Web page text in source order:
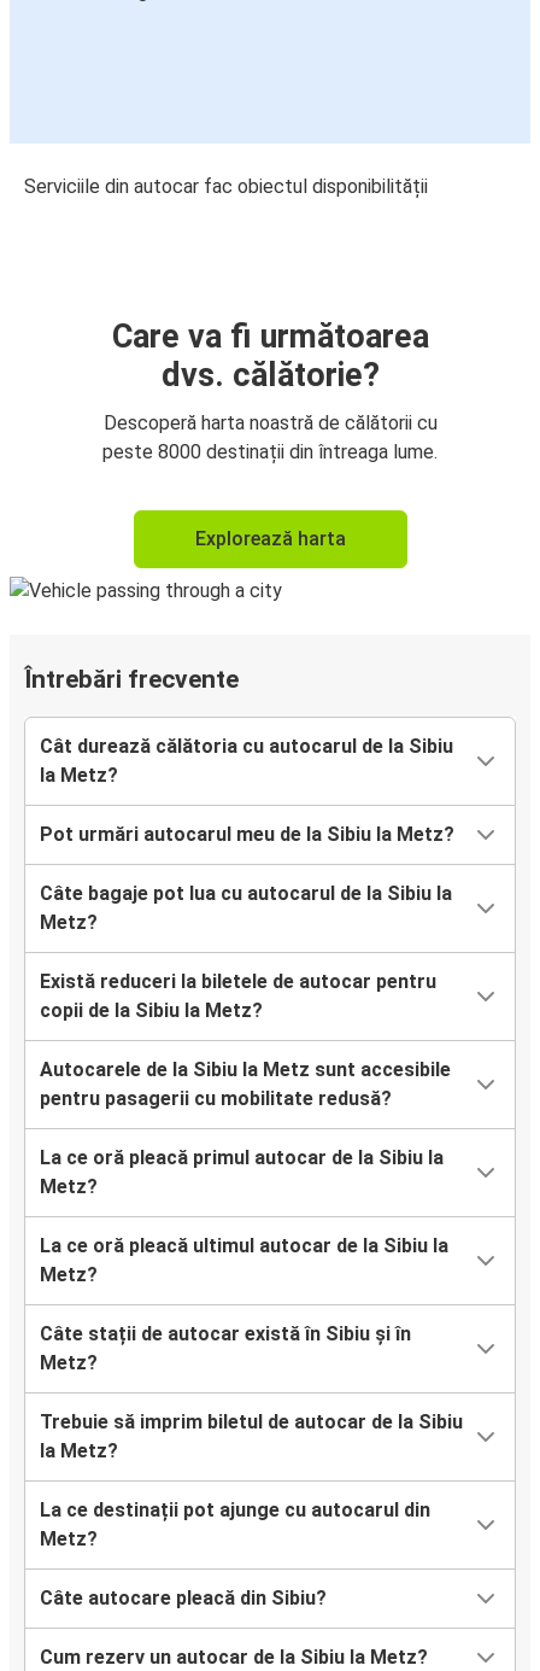
Serviciile din autocar fac obiectul disponibilității
Care va fi următoarea
dvs. călătorie?
Descoperă harta noastră de călătorii cu
peste 8000 destinații din întreaga lume.
Explorează harta
Întrebări frecvente
Cât durează călătoria cu autocarul de la Sibiu
la Metz?
Pot urmări autocarul meu de la Sibiu la Metz?
Câte bagaje pot lua cu autocarul de la Sibiu la
Metz?
Există reduceri la biletele de autocar pentru
copii de la Sibiu la Metz?
Autocarele de la Sibiu la Metz sunt accesibile
pentru pasagerii cu mobilitate redusă?
La ce oră pleacă primul autocar de la Sibiu la
Metz?
La ce oră pleacă ultimul autocar de la Sibiu la
Metz?
Câte stații de autocar există în Sibiu și în
Metz?
Trebuie să imprim biletul de autocar de la Sibiu
la Metz?
La ce destinații pot ajunge cu autocarul din
Metz?
Câte autocare pleacă din Sibiu?
Cum rezerv un autocar de la Sibiu la Metz?